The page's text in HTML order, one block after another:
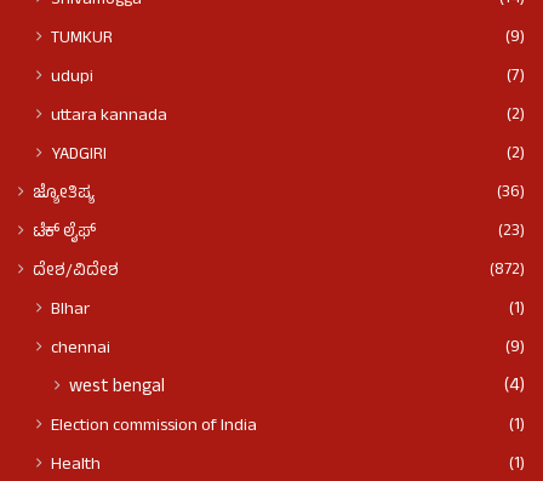
TUMKUR
(9)
udupi
(7)
uttara kannada
(2)
YADGIRI
(2)
ಜ್ಯೋತಿಷ್ಯ
(36)
ಟೆಕ್ ಲೈಫ್
(23)
ದೇಶ/ವಿದೇಶ
(872)
BIhar
(1)
chennai
(9)
west bengal (4)
Election commission of India
(1)
Health
(1)